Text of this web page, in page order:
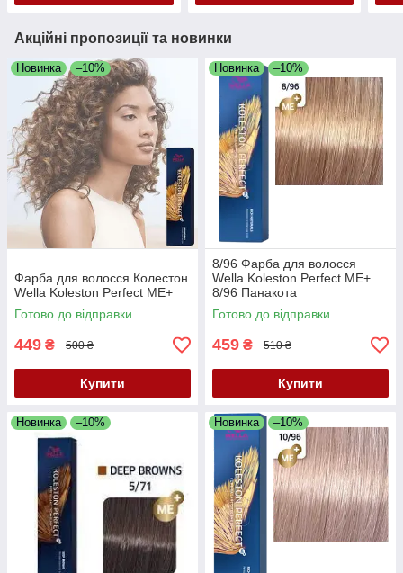
Акційні пропозиції та новинки
Новинка –10%
Фарба для волосся Колестон
Wella Koleston Perfect ME+
Готово до відправки
449 ₴ 500 ₴
Купити
Новинка –10%
8/96 Фарба для волосся
Wella Koleston Perfect ME+
8/96 Панакота
Готово до відправки
459 ₴ 510 ₴
Купити
Новинка –10% Новинка –10%